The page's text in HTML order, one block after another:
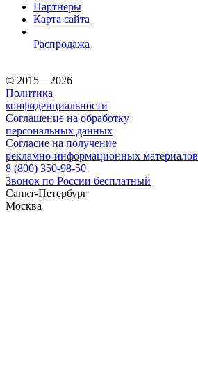
Партнеры
Карта сайта
Распродажа
© 2015—2026
Политика
конфиденциальности
Соглашение на обработку
персональных данных
Согласие на получение
рекламно-информационных материалов
8 (800) 350-98-50
Звонок по России бесплатный
Санкт-Петербург
Москва